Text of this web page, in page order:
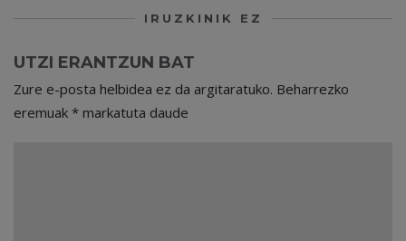
IRUZKINIK EZ
UTZI ERANTZUN BAT
Zure e-posta helbidea ez da argitaratuko. Beharrezko
eremuak * markatuta daude